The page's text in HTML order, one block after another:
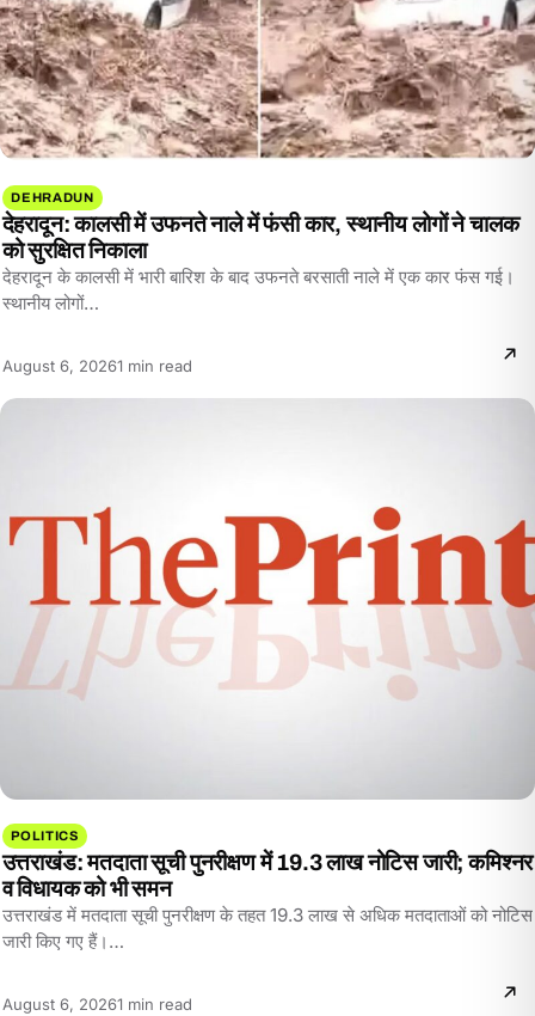
DEHRADUN
देहरादून: कालसी में उफनते नाले में फंसी कार, स्थानीय लोगों ने चालक
को सुरक्षित निकाला
देहरादून के कालसी में भारी बारिश के बाद उफनते बरसाती नाले में एक कार फंस गई।
स्थानीय लोगों…
August 6, 2026Reading
1 min read
POLITICS
उत्तराखंड: मतदाता सूची पुनरीक्षण में 19.3 लाख नोटिस जारी; कमिश्नर
व विधायक को भी समन
उत्तराखंड में मतदाता सूची पुनरीक्षण के तहत 19.3 लाख से अधिक मतदाताओं को नोटिस
जारी किए गए हैं।…
August 6, 2026Reading
1 min read